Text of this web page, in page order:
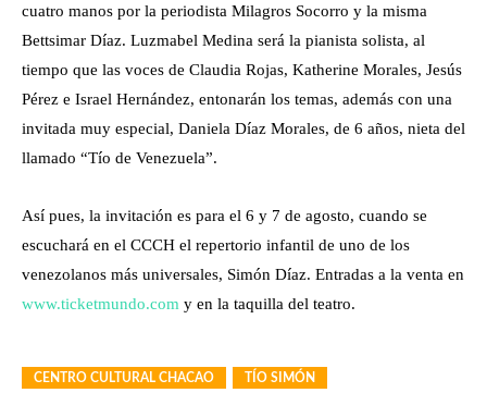
cuatro manos por la periodista Milagros Socorro y la misma
Bettsimar Díaz. Luzmabel Medina será la pianista solista, al
tiempo que las voces de Claudia Rojas, Katherine Morales, Jesús
Pérez e Israel Hernández, entonarán los temas, además con una
invitada muy especial, Daniela Díaz Morales, de 6 años, nieta del
llamado “Tío de Venezuela”.
Así pues, la invitación es para el 6 y 7 de agosto, cuando se
escuchará en el CCCH el repertorio infantil de uno de los
venezolanos más universales, Simón Díaz. Entradas a la venta en
www.ticketmundo.com y en la taquilla del teatro.
CENTRO CULTURAL CHACAO TÍO SIMÓN